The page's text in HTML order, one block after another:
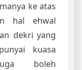
ke atas
hal ehwal
dekri yang
kuasa
boleh